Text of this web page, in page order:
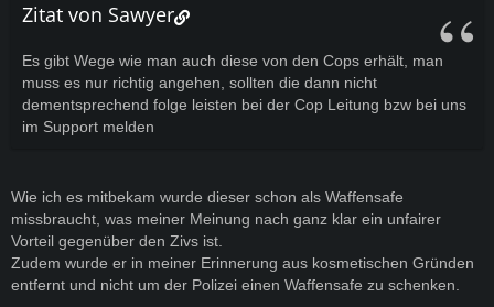
Zitat von Sawyer
Es gibt Wege wie man auch diese von den Cops erhält, man
muss es nur richtig angehen, sollten die dann nicht
dementsprechend folge leisten bei der Cop Leitung bzw bei uns
im Support melden
Wie ich es mitbekam wurde dieser schon als Waffensafe
missbraucht, was meiner Meinung nach ganz klar ein unfairer
Vorteil gegenüber den Zivs ist.
Zudem wurde er in meiner Erinnerung aus kosmetischen Gründen
entfernt und nicht um der Polizei einen Waffensafe zu schenken.